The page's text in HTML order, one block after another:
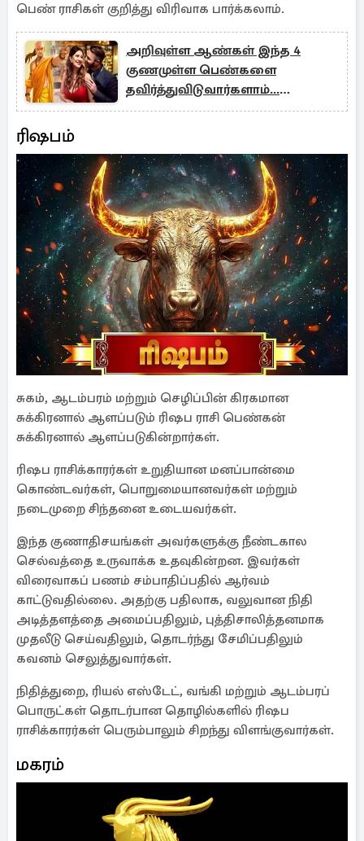
பெண் ராசிகள் குறித்து விரிவாக பார்க்கலாம்.
அறிவுள்ள ஆண்கள் இந்த 4
குணமுள்ள பெண்களை
தவிர்த்துவிடுவார்களாம்...
சாணக்கியர் கூறும் ரகசியம்!
ரிஷபம்
சுகம், ஆடம்பரம் மற்றும் செழிப்பின் கிரகமான
சுக்கிரனால் ஆளப்படும் ரிஷப ராசி பெண்கன்
சுக்கிரனால் ஆளப்படுகின்றார்கள்.
ரிஷப ராசிக்காரர்கள் உறுதியான மனப்பான்மை
கொண்டவர்கள், பொறுமையானவர்கள் மற்றும்
நடைமுறை சிந்தனை உடையவர்கள்.
இந்த குணாதிசயங்கள் அவர்களுக்கு நீண்டகால
செல்வத்தை உருவாக்க உதவுகின்றன. இவர்கள்
விரைவாகப் பணம் சம்பாதிப்பதில் ஆர்வம்
காட்டுவதில்லை. அதற்கு பதிலாக, வலுவான நிதி
அடித்தளத்தை அமைப்பதிலும், புத்திசாலித்தனமாக
முதலீடு செய்வதிலும், தொடர்ந்து சேமிப்பதிலும்
கவனம் செலுத்துவார்கள்.
நிதித்துறை, ரியல் எஸ்டேட், வங்கி மற்றும் ஆடம்பரப்
பொருட்கள் தொடர்பான தொழில்களில் ரிஷப
ராசிக்காரர்கள் பெரும்பாலும் சிறந்து விளங்குவார்கள்.
மகரம்